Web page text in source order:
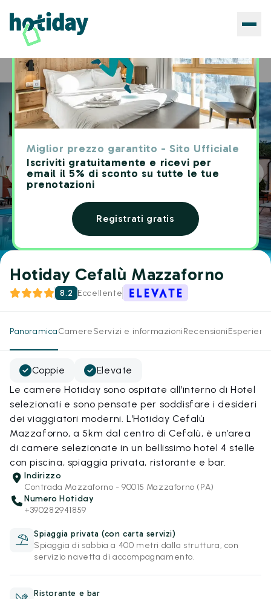
Miglior prezzo garantito - Sito Ufficiale
Iscriviti gratuitamente e ricevi per
email il 5% di sconto su tutte le tue
prenotazioni
Registrati gratis
Home Hotels Hotiday Cefalù Mazzaforno
Hotiday Cefalù Mazzaforno
8.2 Eccellente
PanoramicaCamereServizi e informazioniRecensioni
Coppie
Elevate
Le camere Hotiday sono ospitate all’interno di Hotel
selezionati e sono pensate per soddisfare i desideri
dei viaggiatori moderni. L’Hotiday Cefalù
Mazzaforno, a 5km dal centro di Cefalù, è un’area
di camere selezionate in un bellissimo hotel 4 stelle
con piscina, spiaggia privata, ristorante e bar.
Indirizzo
Contrada Mazzaforno - 90015 Mazzaforno (PA)
Numero Hotiday
+390282941859
Spiaggia privata (con carta servizi)
Spiaggia di sabbia a 400 metri dalla struttura, con
servizio navetta di accompagnamento.
Ristorante e bar